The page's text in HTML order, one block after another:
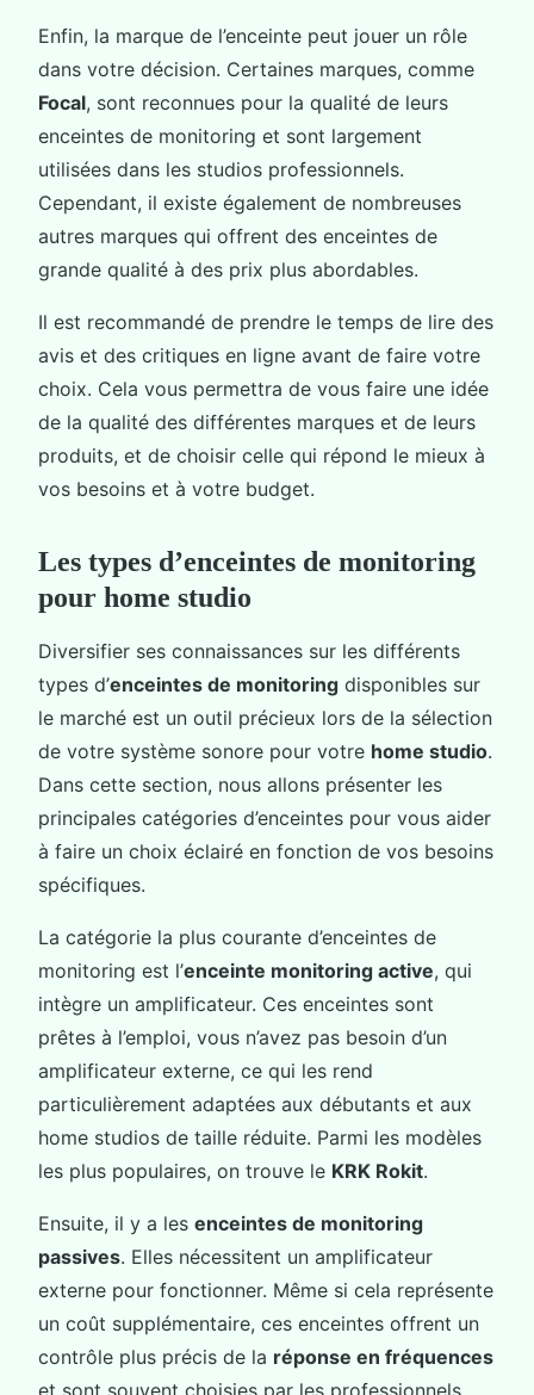
Enfin, la marque de l’enceinte peut jouer un rôle
dans votre décision. Certaines marques, comme
Focal, sont reconnues pour la qualité de leurs
enceintes de monitoring et sont largement
utilisées dans les studios professionnels.
Cependant, il existe également de nombreuses
autres marques qui offrent des enceintes de
grande qualité à des prix plus abordables.
Il est recommandé de prendre le temps de lire des
avis et des critiques en ligne avant de faire votre
choix. Cela vous permettra de vous faire une idée
de la qualité des différentes marques et de leurs
produits, et de choisir celle qui répond le mieux à
vos besoins et à votre budget.
Les types d’enceintes de monitoring
pour home studio
Diversifier ses connaissances sur les différents
types d’enceintes de monitoring disponibles sur
le marché est un outil précieux lors de la sélection
de votre système sonore pour votre home studio.
Dans cette section, nous allons présenter les
principales catégories d’enceintes pour vous aider
à faire un choix éclairé en fonction de vos besoins
spécifiques.
La catégorie la plus courante d’enceintes de
monitoring est l’enceinte monitoring active, qui
intègre un amplificateur. Ces enceintes sont
prêtes à l’emploi, vous n’avez pas besoin d’un
amplificateur externe, ce qui les rend
particulièrement adaptées aux débutants et aux
home studios de taille réduite. Parmi les modèles
les plus populaires, on trouve le KRK Rokit.
Ensuite, il y a les enceintes de monitoring
passives. Elles nécessitent un amplificateur
externe pour fonctionner. Même si cela représente
un coût supplémentaire, ces enceintes offrent un
contrôle plus précis de la réponse en fréquences
et sont souvent choisies par les professionnels